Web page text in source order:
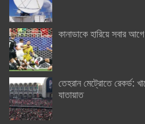
কানাডাকে হারিয়ে সবার
তেহরান মেট্রোতে রেকর্ড:
যাতায়াত